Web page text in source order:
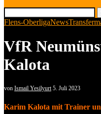
Flens-OberligaNews
VfR
Kalota
von Ismail Yesilyurt 5. Juli 2023
Karim Kalota mit Trainer